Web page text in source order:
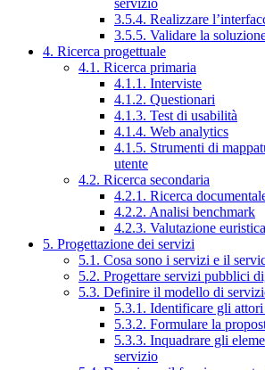
3.5.4. Realizzare
3.5.5. Validare la
4. Ricerca progettuale
4.1. Ricerca primaria
4.1.1. Interviste
4.1.2. Questionari
4.1.3. Test di usabilità
4.1.4. Web analytics
4.1.5. Strumenti di
utente
4.2. Ricerca secondaria
4.2.1. Ricerca
4.2.2. Analisi benchmark
4.2.3. Valutazione euristica
5. Progettazione dei servizi
5.1. Cosa sono i servizi e il
5.2. Progettare servizi pubblici
5.3. Definire il modello di
5.3.1. Identificare gli
5.3.2. Formulare la
5.3.3. Inquadrare gli
servizio